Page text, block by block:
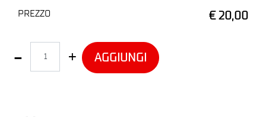
PREZZO € 20,00
AGGIUNGI